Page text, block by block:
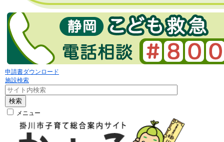
申請書ダウンロード
施設検索
検索
メニュー